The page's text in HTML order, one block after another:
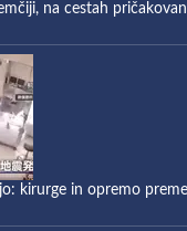
na cestah
kirurge in opremo